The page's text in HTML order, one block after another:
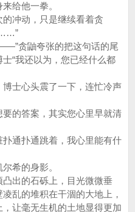
给他一拳。
冲动，只是继续看着贪
鼬夸张的把这句话的尾
“我还以为，您已经什么都
士心头震了一下，连忙冷声
的答案，其实您心里早就清
通扑通跳着，我心里能有什
希的身影。
出的石砾上，目光微微垂
乱的堆积在干涸的大地上，
让毫无生机的土地显得更加